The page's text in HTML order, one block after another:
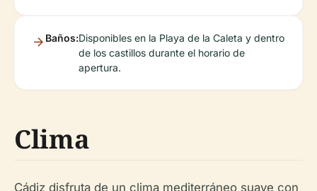
Baños:Disponibles en la Playa de la Caleta y dentro
de los castillos durante el horario de
apertura.
Clima
Cádiz disfruta de un clima mediterráneo suave con